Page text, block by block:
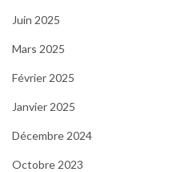
Juin 2025
Mars 2025
Février 2025
Janvier 2025
Décembre 2024
Octobre 2023